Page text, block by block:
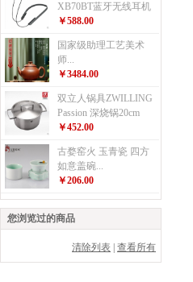
XB70BT蓝牙无线耳机
￥588.00
国家级助理工艺美术
师...
￥3484.00
双立人锅具ZWILLING
Passion 深烧锅20cm
￥452.00
古婺窑火 玉青瓷 四方
如意盖碗...
￥206.00
您浏览过的商品
清除列表 查看所有